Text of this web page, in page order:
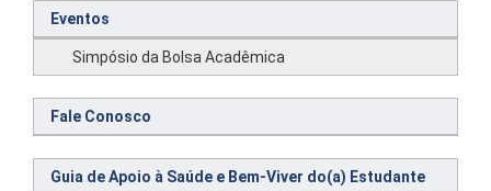
Eventos
Simpósio da Bolsa Acadêmica
Fale Conosco
Guia de Apoio à Saúde e Bem-Viver do(a) Estudante